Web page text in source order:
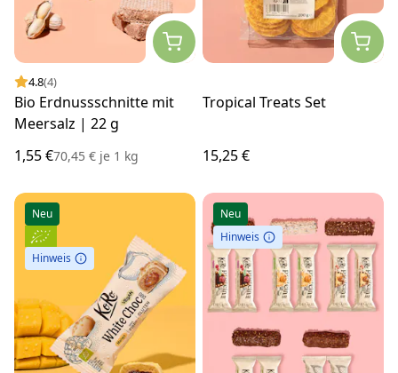
4.8(4)
Bio Erdnussschnitte mit
Meersalz | 22 g
1,55 €70,45 € je 1 kg
Tropical Treats Set
15,25 €
Neu
Hinweis
Neu
Hinweis